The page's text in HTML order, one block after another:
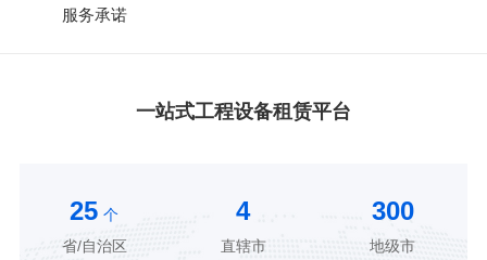
服务承诺
一站式工程设备租赁平台
25 个
省/自治区
4
直辖市
300
地级市